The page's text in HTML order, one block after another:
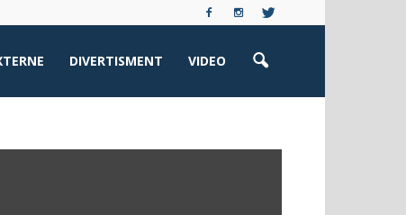
DIVERTISMENT VIDEO